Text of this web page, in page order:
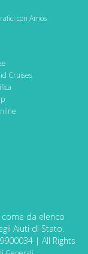
con Amos
Cruises
da elenco
Aiuti di Stato.
| All Rights